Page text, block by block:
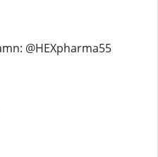
@HEXpharma55